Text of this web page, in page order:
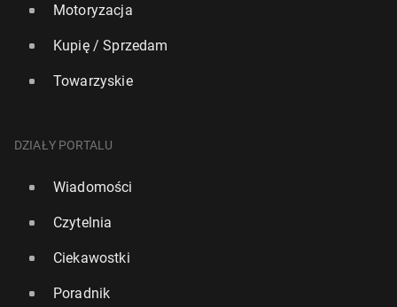
Motoryzacja
Kupię / Sprzedam
Towarzyskie
DZIAŁY PORTALU
Wiadomości
Czytelnia
Ciekawostki
Poradnik